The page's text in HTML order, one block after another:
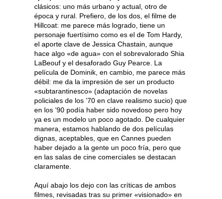
clásicos: uno más urbano y actual, otro de
época y rural. Prefiero, de los dos, el filme de
Hillcoat: me parece más logrado, tiene un
personaje fuertísimo como es el de Tom Hardy,
el aporte clave de Jessica Chastain, aunque
hace algo «de agua» con el sobrevalorado Shia
LaBeouf y el desaforado Guy Pearce. La
película de Dominik, en cambio, me parece más
débil: me da la impresión de ser un producto
«subtarantinesco» (adaptación de novelas
policiales de los ’70 en clave realismo sucio) que
en los ’90 podía haber sido novedoso pero hoy
ya es un modelo un poco agotado. De cualquier
manera, estamos hablando de dos películas
dignas, aceptables, que en Cannes pueden
haber dejado a la gente un poco fría, pero que
en las salas de cine comerciales se destacan
claramente.
Aquí abajo los dejo con las críticas de ambos
filmes, revisadas tras su primer «visionado» en